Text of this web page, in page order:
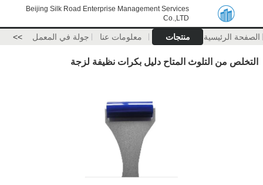
Beijing Silk Road Enterprise Management Services
Co.,LTD
الصفحة الرئيسية منتجات معلومات عنا جولة في المعمل >>
التخلص من التلوث المتاح دليل بكرات نظيفة لزجة